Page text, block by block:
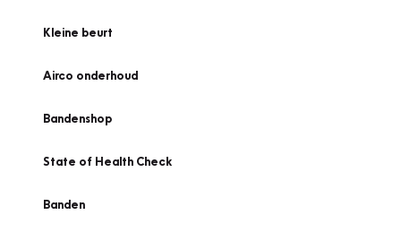
Kleine beurt
Airco onderhoud
Bandenshop
State of Health Check
Banden